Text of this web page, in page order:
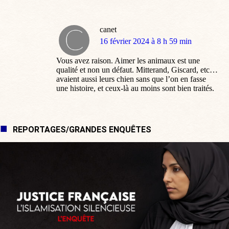
canet
dit
16 février 2024 à 8 h 59 min
Vous avez raison. Aimer les animaux est une
qualité et non un défaut. Mitterand, Giscard, etc…
avaient aussi leurs chien sans que l’on en fasse
une histoire, et ceux-là au moins sont bien traités.
REPORTAGES/GRANDES ENQUÊTES